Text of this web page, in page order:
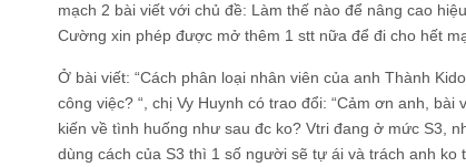
mạch 2 bài viết với chủ đề: Làm thế nào để nâng cao
Cường xin phép được mở thêm 1 stt nữa để đi cho hết
Ở bài viết: “Cách phân loại nhân viên của anh Thành
công việc? “, chị Vy Huynh có trao đổi: “Cảm ơn anh,
kiến về tình huống như sau đc ko? Vtri đang ở mức S3,
dùng cách của S3 thì 1 số người sẽ tự ái và trách anh